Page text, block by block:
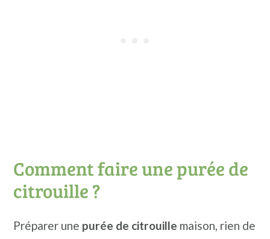
Comment faire une purée de
citrouille ?
Préparer une purée de citrouille maison, rien de